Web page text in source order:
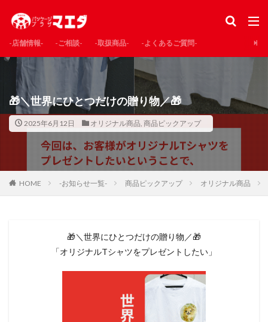
-店舗情報‐ -ご相談- -取扱商品- -よくあるご質問-
🎁＼世界にひとつだけの贈り物／🎁
2025年6月12日 オリジナル商品, 商品ピックアップ
HOME -お知らせ一覧- 商品ピックアップ オリジナル商品
🎁＼世界にひとつだけの贈り物／🎁
「オリジナルTシャツをプレゼントしたい」